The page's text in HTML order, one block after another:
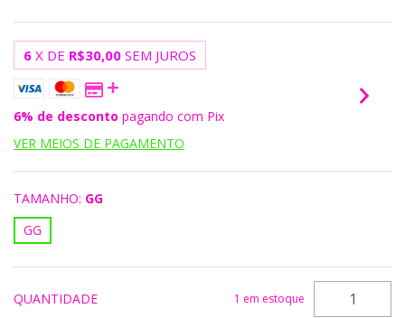
6 X DE R$30,00 SEM JUROS
6% de desconto pagando com Pix
VER MEIOS DE PAGAMENTO
TAMANHO: GG
GG
QUANTIDADE 1 em estoque